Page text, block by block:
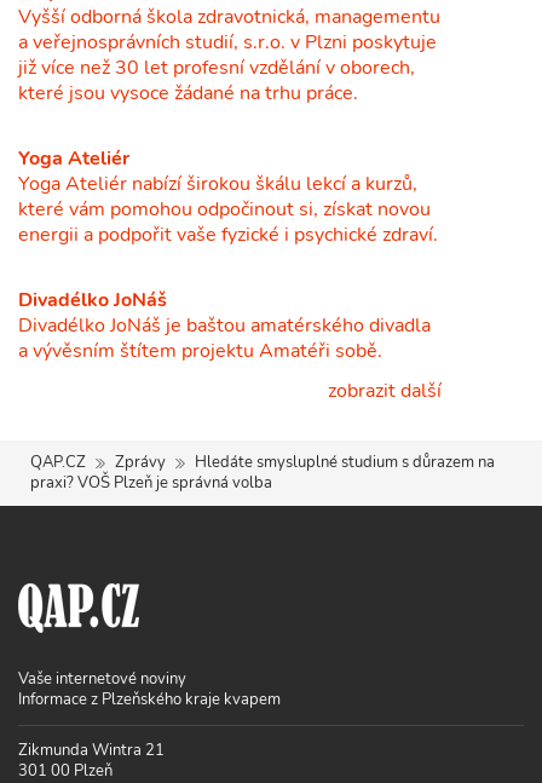
Vyšší odborná škola zdravotnická, managementu
a veřejnosprávních studií, s.r.o. v Plzni poskytuje
již více než 30 let profesní vzdělání v oborech,
které jsou vysoce žádané na trhu práce.
Yoga Ateliér
Yoga Ateliér nabízí širokou škálu lekcí a kurzů,
které vám pomohou odpočinout si, získat novou
energii a podpořit vaše fyzické i psychické zdraví.
Divadélko JoNáš
Divadélko JoNáš je baštou amatérského divadla
a vývěsním štítem projektu Amatéři sobě.
zobrazit další
QAP.CZ Zprávy
Hledáte smysluplné studium s důrazem na
praxi? VOŠ Plzeň je správná volba
Vaše internetové noviny
Informace z Plzeňského kraje kvapem
Zikmunda Wintra 21
301 00 Plzeň